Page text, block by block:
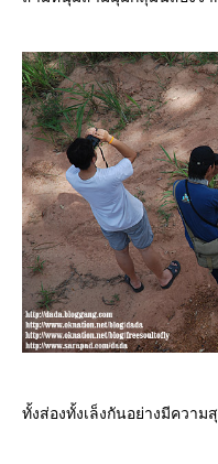
ทั้งส่องทั้งเล็งกันอย่างมีควา